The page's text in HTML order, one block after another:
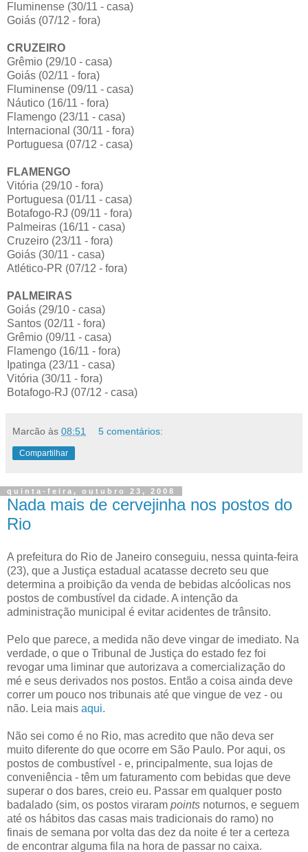
Fluminense (30/11 - casa)
Goiás (07/12 - fora)
CRUZEIRO
Grêmio (29/10 - casa)
Goiás (02/11 - fora)
Fluminense (09/11 - casa)
Náutico (16/11 - fora)
Flamengo (23/11 - casa)
Internacional (30/11 - fora)
Portuguesa (07/12 - casa)
FLAMENGO
Vitória (29/10 - fora)
Portuguesa (01/11 - casa)
Botafogo-RJ (09/11 - fora)
Palmeiras (16/11 - casa)
Cruzeiro (23/11 - fora)
Goiás (30/11 - casa)
Atlético-PR (07/12 - fora)
PALMEIRAS
Goiás (29/10 - casa)
Santos (02/11 - fora)
Grêmio (09/11 - casa)
Flamengo (16/11 - fora)
Ipatinga (23/11 - casa)
Vitória (30/11 - fora)
Botafogo-RJ (07/12 - casa)
Marcão às 08:51 5 comentários:
Compartilhar
quinta-feira, outubro 23, 2008
Nada mais de cervejinha nos postos do
Rio
A prefeitura do Rio de Janeiro conseguiu, nessa quinta-feira
(23), que a Justiça estadual acatasse decreto seu que
determina a proibição da venda de bebidas alcóolicas nos
postos de combustível da cidade. A intenção da
administração municipal é evitar acidentes de trânsito.
Pelo que parece, a medida não deve vingar de imediato. Na
verdade, o que o Tribunal de Justiça do estado fez foi
revogar uma liminar que autorizava a comercialização do
mé e seus derivados nos postos. Então a coisa ainda deve
correr um pouco nos tribunais até que vingue de vez - ou
não. Leia mais aqui.
Não sei como é no Rio, mas acredito que não deva ser
muito diferente do que ocorre em São Paulo. Por aqui, os
postos de combustível - e, principalmente, sua lojas de
conveniência - têm um faturamento com bebidas que deve
superar o dos bares, creio eu. Passar em qualquer posto
badalado (sim, os postos viraram points noturnos, e seguem
até os hábitos das casas mais tradicionais do ramo) no
finais de semana por volta das dez da noite é ter a certeza
de encontrar alguma fila na hora de passar no caixa.